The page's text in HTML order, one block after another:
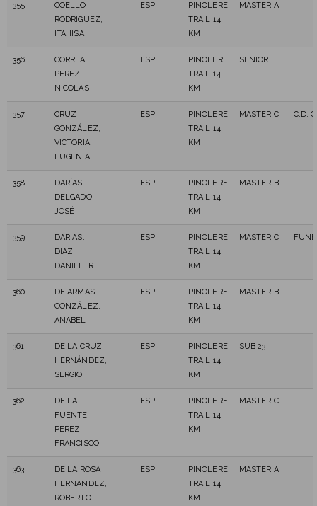
355
COELLO
RODRIGUEZ,
ITAHISA
ESP
PINOLERE
TRAIL 14
KM
MASTER A
356
CORREA
PEREZ,
NICOLAS
ESP
PINOLERE
TRAIL 14
KM
SENIOR
357
CRUZ
GONZÁLEZ,
VICTORIA
EUGENIA
ESP
PINOLERE
TRAIL 14
KM
MASTER C C.D.
358
DARÍAS
DELGADO,
JOSÉ
ESP
PINOLERE
TRAIL 14
KM
MASTER B
359
DARIAS.
DIAZ,
DANIEL. R
ESP
PINOLERE
TRAIL 14
KM
MASTER C
360
DE ARMAS
GONZÁLEZ,
ANABEL
ESP
PINOLERE
TRAIL 14
KM
MASTER B
361
DE LA CRUZ
HERNÁNDEZ,
SERGIO
ESP
PINOLERE
TRAIL 14
KM
SUB 23
362
DE LA
FUENTE
PEREZ,
FRANCISCO
ESP
PINOLERE
TRAIL 14
KM
MASTER C
363
DE LA ROSA
HERNANDEZ,
ROBERTO
ESP
PINOLERE
TRAIL 14
KM
MASTER A